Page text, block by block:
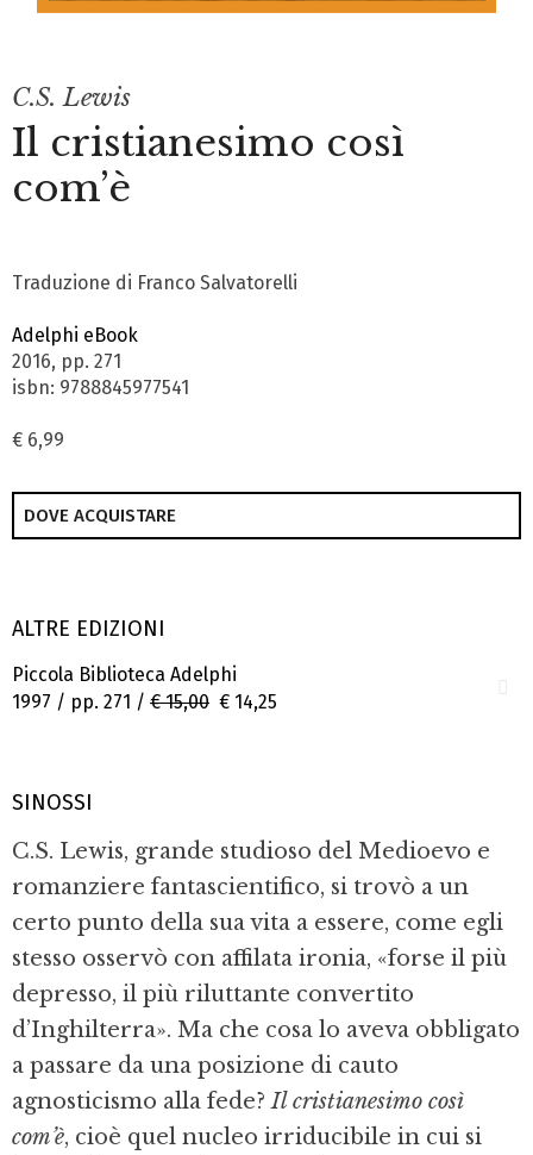
C.S. Lewis
Il cristianesimo così
com’è
Traduzione di Franco Salvatorelli
Adelphi eBook
2016, pp. 271
isbn: 9788845977541
€ 6,99
DOVE ACQUISTARE
ALTRE EDIZIONI
Piccola Biblioteca Adelphi
1997 / pp. 271 / € 15,00 € 14,25
SINOSSI
C.S. Lewis, grande studioso del Medioevo e
romanziere fantascientifico, si trovò a un
certo punto della sua vita a essere, come egli
stesso osservò con affilata ironia, «forse il più
depresso, il più riluttante convertito
d’Inghilterra». Ma che cosa lo aveva obbligato
a passare da una posizione di cauto
agnosticismo alla fede?Il cristianesimo così
com’è, cioè quel nucleo irriducibile in cui si